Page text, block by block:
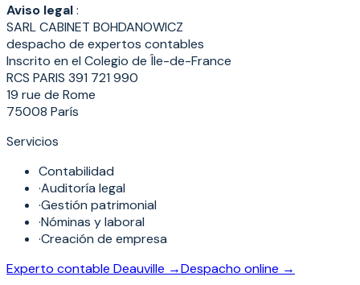
Aviso legal:
SARL CABINET BOHDANOWICZ
despacho de expertos contables
Inscrito en el Colegio de Île-de-France
RCS PARIS 391 721 990
19 rue de Rome
75008 París
Servicios
Contabilidad
·Auditoría legal
·Gestión patrimonial
·Nóminas y laboral
·Creación de empresa
Experto contable Deauville →Despacho online →